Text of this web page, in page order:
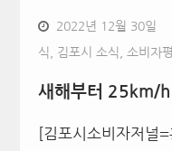
2022년 12월 30일
식 김포시 소식 소비자
새해부터 25km/h
[김포시소비자저널